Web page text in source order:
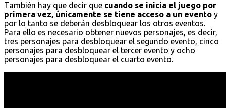
También hay que decir que cuando se inicia el juego por
primera vez, únicamente se tiene acceso a un evento y
por lo tanto se deberán desbloquear los otros eventos.
Para ello es necesario obtener nuevos personajes, es decir,
tres personajes para desbloquear el segundo evento, cinco
personajes para desbloquear el tercer evento y ocho
personajes para desbloquear el cuarto evento.